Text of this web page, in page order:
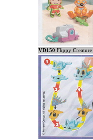
VD150 Flippy Creature